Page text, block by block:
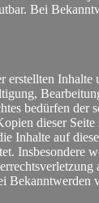
Bei
erstellten Inhalte
bedürfen
dieser
Inhalte auf
Insbesondere
Bekanntwerden